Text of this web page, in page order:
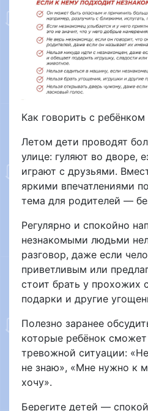
Как говорить с
Летом дети проводят
улице: гуляют во дворе,
играют с друзьями.
яркими впечатлениями
тема для родителей —
Регулярно и спокойно
незнакомыми людьми
разговор, даже если
приветливым или
стоит брать у прохожих
подарки и другие
Полезно заранее
которые ребёнок сможет
тревожной ситуации:
не знаю», «Мне нужно к
хочу».
Берегите детей —